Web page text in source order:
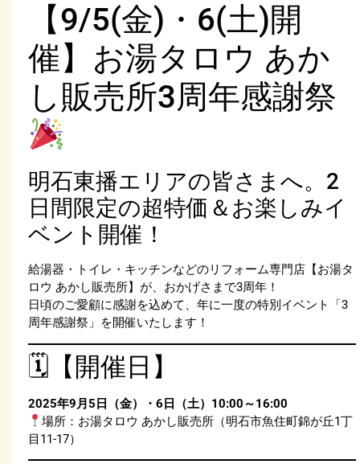
【9/5(金)・6(土)開
催】お湯タロウ あか
し販売所3周年感謝祭
明石東播エリアの皆さまへ。2
日間限定の超特価＆お楽しみイ
ベント開催！
給湯器・トイレ・キッチンなどのリフォーム専門店【お湯タ
ロウ あかし販売所】が、おかげさまで3周年！
日頃のご愛顧に感謝を込めて、年に一度の特別イベント「3
周年感謝祭」を開催いたします！
🗓【開催日】
2025年9月5日（金）・6日（土）10:00～16:00
場所：お湯タロウ あかし販売所（明石市魚住町錦が丘1丁
目11-17）